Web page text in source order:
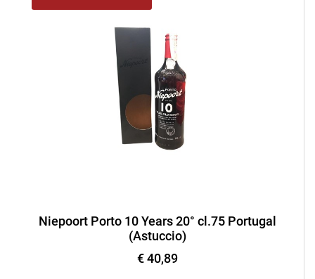
Niepoort Porto 10 Years 20° cl.75 Portugal
(Astuccio)
€ 40,89